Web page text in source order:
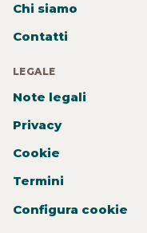
Chi siamo
Contatti
LEGALE
Note legali
Privacy
Cookie
Termini
Configura cookie